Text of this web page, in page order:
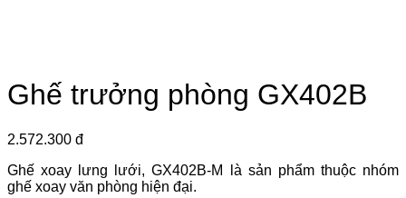
Ghế trưởng phòng GX402B
2.572.300 đ
Ghế xoay lưng lưới, GX402B-M là sản phẩm thuộc nhóm
ghế xoay văn phòng hiện đại.